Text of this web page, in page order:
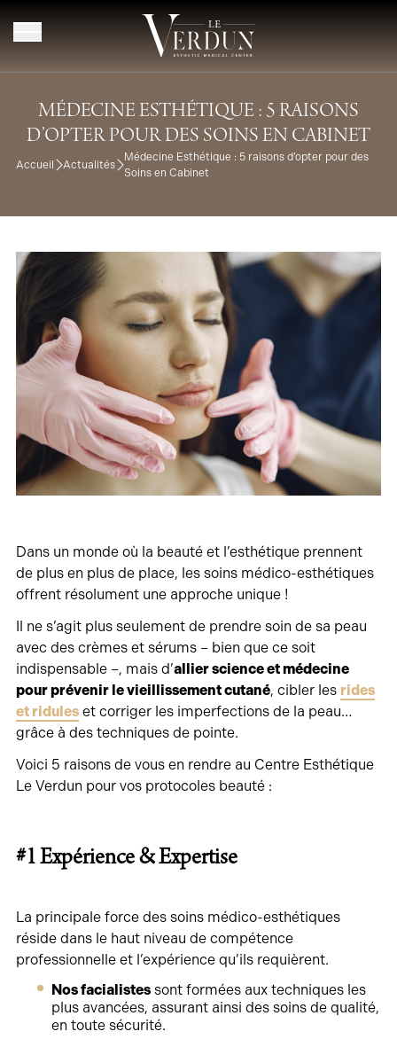
MÉDECINE ESTHÉTIQUE : 5 RAISONS
D’OPTER POUR DES SOINS EN CABINET
Accueil Actualités
Médecine Esthétique : 5 raisons d’opter pour des
Soins en Cabinet
Dans un monde où la beauté et l’esthétique prennent
de plus en plus de place, les soins médico-esthétiques
offrent résolument une approche unique !
Il ne s’agit plus seulement de prendre soin de sa peau
avec des crèmes et sérums – bien que ce soit
indispensable –, mais d’allier science et médecine
pour prévenir le vieillissement cutané, cibler les rides
et riduleset corriger les imperfections de la peau…
grâce à des techniques de pointe.
Voici 5 raisons de vous en rendre au Centre Esthétique
Le Verdun pour vos protocoles beauté :
#1Expérience & Expertise
La principale force des soins médico-esthétiques
réside dans le haut niveau de compétence
professionnelle et l’expérience qu’ils requièrent.
Nos facialistessont formées aux techniques les
plus avancées, assurant ainsi des soins de qualité,
en toute sécurité.